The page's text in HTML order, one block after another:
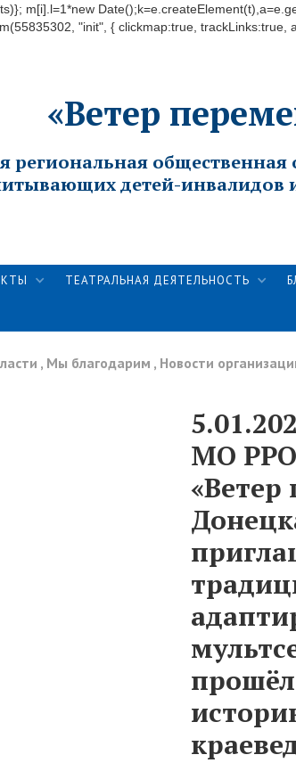
m[i].l=1*new
"init", { clickmap:true,
«Ветер
региональная
детей-инвалидов
ТЕАТРАЛЬНАЯ ДЕЯТЕЛЬНОСТЬ
, Мы благодарим , Новости
МО
«Ветер